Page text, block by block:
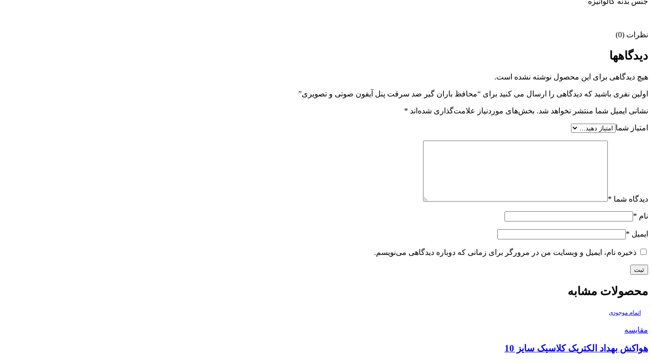
نظرات (0)
دیدگاهها
هیچ دیدگاهی برای این محصول نوشته نشده است.
اولین نفری باشید که دیدگاهی را ارسال می کنید برای “محافظ باران گیر ضد سرقت پنل آیفون صوتی و تصویری”
نشانی ایمیل شما منتشر نخواهد شد. بخش‌های موردنیاز علامت‌گذاری شده‌اند *
امتیاز شما
دیدگاه شما *
نام *
ایمیل *
ذخیره نام، ایمیل و وبسایت من در مرورگر برای زمانی که دوباره دیدگاهی می‌نویسم.
محصولات مشابه
اتمام موجودی
مقایسه
هواکش بهداد الکتریک کلاسیک سایز 10